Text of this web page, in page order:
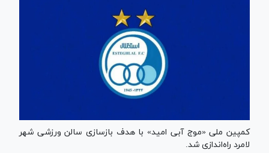
کمپین ملی «موج آبی امید» با هدف بازسازی سالن ورزشی شهر
لامرد راه‌اندازی شد.